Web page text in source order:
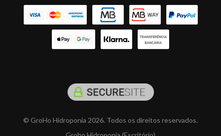
© GroHo Hidroponia 2026. Todos os direitos reservados.